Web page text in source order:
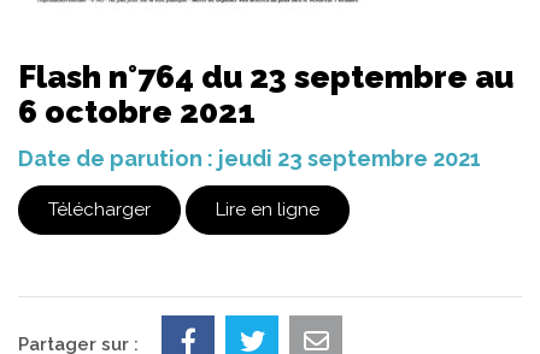
Flash n°764 du 23 septembre au
6 octobre 2021
Date de parution : jeudi 23 septembre 2021
Télécharger Lire en ligne
Partager sur :